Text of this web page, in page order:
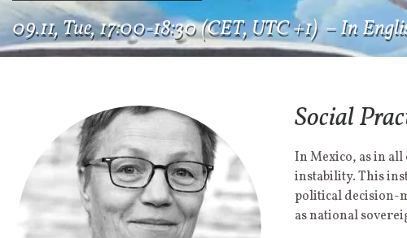
09.11, Tue, 17:00-18:30 (CET, UTC +1) – In
Social
In Mexico, as in
instability. This
political decision-
as national